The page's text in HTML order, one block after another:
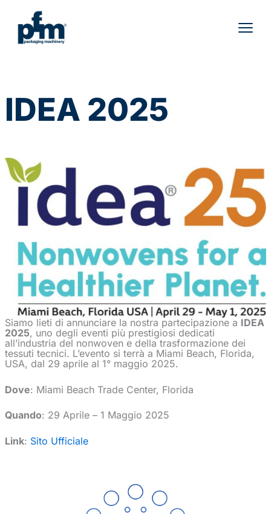
contenuto
IDEA 2025
Siamo lieti di annunciare la nostra partecipazione a IDEA
2025, uno degli eventi più prestigiosi dedicati
all’industria del nonwoven e della trasformazione dei
tessuti tecnici. L’evento si terrà a Miami Beach, Florida,
USA, dal 29 aprile al 1° maggio 2025.
Dove: Miami Beach Trade Center, Florida
Quando: 29 Aprile – 1 Maggio 2025
Link: Sito Ufficiale